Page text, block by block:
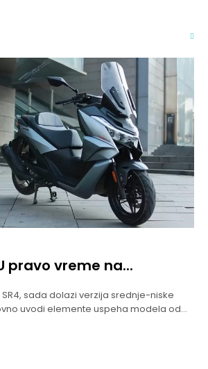
pravo vreme na...
sada dolazi verzija srednje-niske
uvodi elemente uspeha modela od...